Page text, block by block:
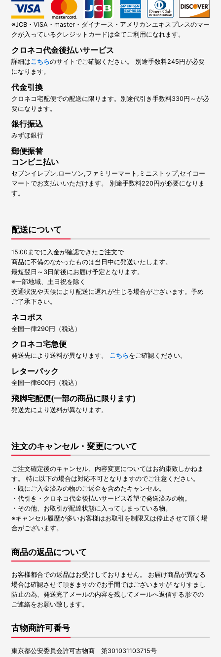
※JCB・VISA・master・ダイナース・アメリカンエキスプレスのマー
クが入っているクレジットカードは全てご利用になれます。
クロネコ代金後払いサービス
詳細はこちらのサイトでご確認ください。 別途手数料245円が必要
になります。
代金引換
クロネコ宅配便での配送に限ります。別途代引き手数料330円～が必
要になります。
銀行振込
みずほ銀行
郵便振替
コンビニ払い
セブンイレブン,ローソン,ファミリーマート,ミニストップ,セイコー
マートでお支払いいただけます。 別途手数料220円が必要になりま
す。
配送について
15:00までに入金が確認できたご注文で
商品に不備のなかったものは当日中に発送いたします。
最短翌日～3日前後にお届け予定となります。
※一部地域、土日祝を除く
交通状況や天候により配送に遅れが生じる場合がございます。予め
ご了承下さい。
ネコポス
全国一律290円（税込）
クロネコ宅急便
発送先により送料が異なります。 こちらをご確認ください。
レターパック
全国一律600円（税込）
飛脚宅配便(一部の商品に限ります)
発送先により送料が異なります。
注文のキャンセル・変更について
ご注文確定後のキャンセル、内容変更についてはお約束致しかねま
す。 特に以下の場合は対応不可となりますのでご注意ください。
・既にご入金済みの物のご返金を含めたキャンセル。
・代引き・クロネコ代金後払いサービス希望で発送済みの物。
・その他、お取引が配達状態に入ってしまっている物。
※キャンセル履歴が多いお客様はお取引を制限又は停止させて頂く場
合がございます。
商品の返品について
お客様都合での返品はお受けしておりません。 お届け商品が異なる
場合は確認させて頂きますのでお手間ではございますが なりすまし
防止の為、発送完了メールの内容を残してメールへ返信する形での
ご連絡をお願い致します。
古物商許可番号
東京都公安委員会許可古物商 第301031103715号